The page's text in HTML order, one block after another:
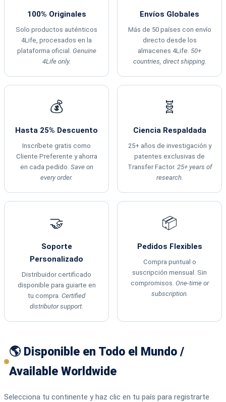
100% Originales
Solo productos auténticos
4Life, procesados en la
plataforma oficial. Genuine
4Life only.
Envíos Globales
Más de 50 países con envío
directo desde los
almacenes 4Life. 50+
countries, direct shipping.
💰
Hasta 25% Descuento
Inscríbete gratis como
Cliente Preferente y ahorra
en cada pedido. Save on
every order.
🧬
Ciencia Respaldada
25+ años de investigación y
patentes exclusivas de
Transfer Factor. 25+ years of
research.
🤝
Soporte
Personalizado
Distribuidor certificado
disponible para guiarte en
tu compra. Certified
distributor support.
📦
Pedidos Flexibles
Compra puntual o
suscripción mensual. Sin
compromisos. One-time or
subscription.
🌎 Disponible en Todo el Mundo /
Available Worldwide
Selecciona tu continente y haz clic en tu país para registrarte